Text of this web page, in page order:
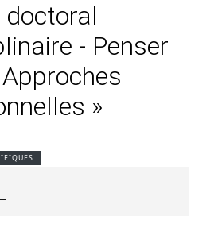
doctoral
- Penser
»